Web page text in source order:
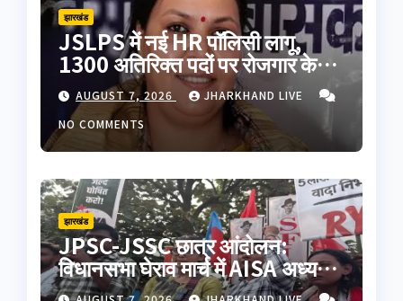
झारखंड
JSLPS में नई HR पॉलिसी लागू,
1300 अतिरिक्त पदों पर रोजगार के
अवसर; कर्मचारियों के वेतन में 60%
तक बढ़ोतरी
AUGUST 7, 2026
JHARKHAND LIVE
NO COMMENTS
झारखंड
JPSC-JSSC छात्र आंदोलन:
विधानसभा घेराव मार्च में AISA अध्यक्ष
नेहा बोरा पर फेंकी गई काली स्याही,